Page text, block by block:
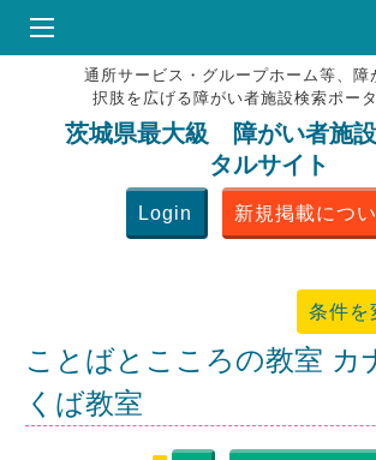
HOME
♥お気にりブックマーク
掲載会員MENU
よくある質問
通所サービス・グループホーム等、障
択肢を広げる障がい者施設検索ポー
茨城県最大級 障がい者施
タルサイト
Login 新規掲載につ
条件を
ことばとこころの教室 カ
くば教室